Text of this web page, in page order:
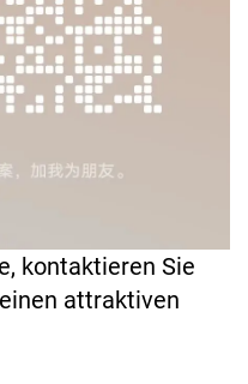
kontaktieren Sie
attraktiven